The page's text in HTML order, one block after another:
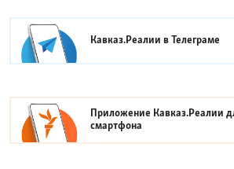
Кавказ.Реалии вТелеграме
Приложение Кавказ.Реалии
смартфона